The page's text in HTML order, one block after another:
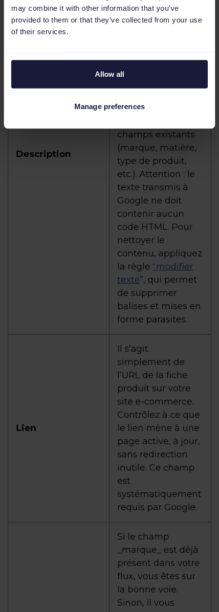
may combine it with other information that you’ve
provided to them or that they’ve collected from your use
of their services.
Allow all
Manage preferences
Description
titre, la description
est généralement
créer une nouvelle
champs existants
(marque, matière,
type de produit,
etc.). Attention : le
texte transmis à
Google ne doit
contenir aucun
code HTML. Pour
nettoyer le
contenu, appliquez
la règle “modifier
texte”, qui permet
de supprimer
balises et mises en
forme parasites.
Lien
Il s’agit
simplement de
l’URL de la fiche
produit sur votre
site e-commerce.
Contrôlez à ce que
le lien mène à une
page active, à jour,
sans redirection
inutile. Ce champ
est
systématiquement
requis par Google.
Si le champ
_marque_ est déjà
présent dans votre
flux, vous êtes sur
la bonne voie.
Sinon, il vous